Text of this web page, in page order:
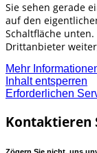
Sie sehen gerade
auf den
Schaltfläche
Drittanbieter
Mehr
Inhalt entsperren
Erforderlichen
Kontaktieren